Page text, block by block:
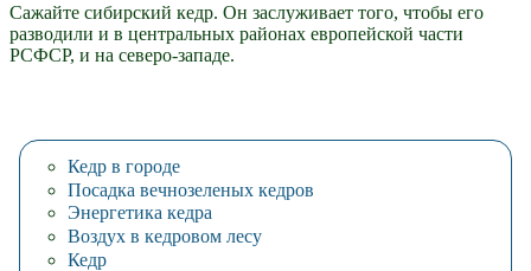
Сажайте сибирский кедр. Он заслуживает того, чтобы его
разводили и в центральных районах европейской части
РСФСР, и на северо-западе.
Кедр в городе
Посадка вечнозеленых кедров
Энергетика кедра
Воздух в кедровом лесу
Кедр